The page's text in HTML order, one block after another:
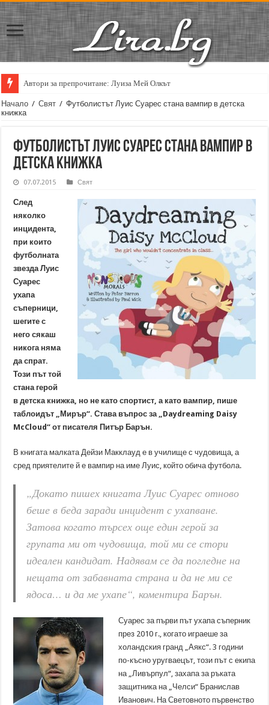
Автори за препрочитане: Луиза Мей Олкът
Начало / Свят / Футболистът Луис Суарес стана вампир в детска
книжка
Футболистът Луис Суарес стана вампир в
детска книжка
07.07.2015 Свят
След
няколко
инцидента,
при които
футболната
звезда Луис
Суарес
ухапа
съперници,
шегите с
него сякаш
никога няма
да спрат.
Този път той
стана герой
в детска книжка, но не като спортист, а като вампир, пише
таблоидът „Мирър“. Става въпрос за „Daydreaming Daisy
McCloud“ от писателя Питър Барън.
В книгата малката Дейзи Макклауд е в училище с чудовища, а
сред приятелите й е вампир на име Луис, който обича футбола.
„Докато пишех книгата Луис Суарес отново
беше в беда заради инцидент с ухапване.
Затова когато търсех още един герой за
групата ми от чудовища, той ми се стори
идеален кандидат. Надявам се да погледне на
нещата от забавната страна и да не ми се
ядоса… и да ме ухапе“, коментира Барън.
Суарес за първи път ухапа съперник
през 2010 г., когато играеше за
холандския гранд „Аякс“. 3 години
по-късно уругваецът, този път с екипа
на „Ливърпул“, захапа за ръката
защитника на „Челси“ Бранислав
Иванович. На Световното първенство